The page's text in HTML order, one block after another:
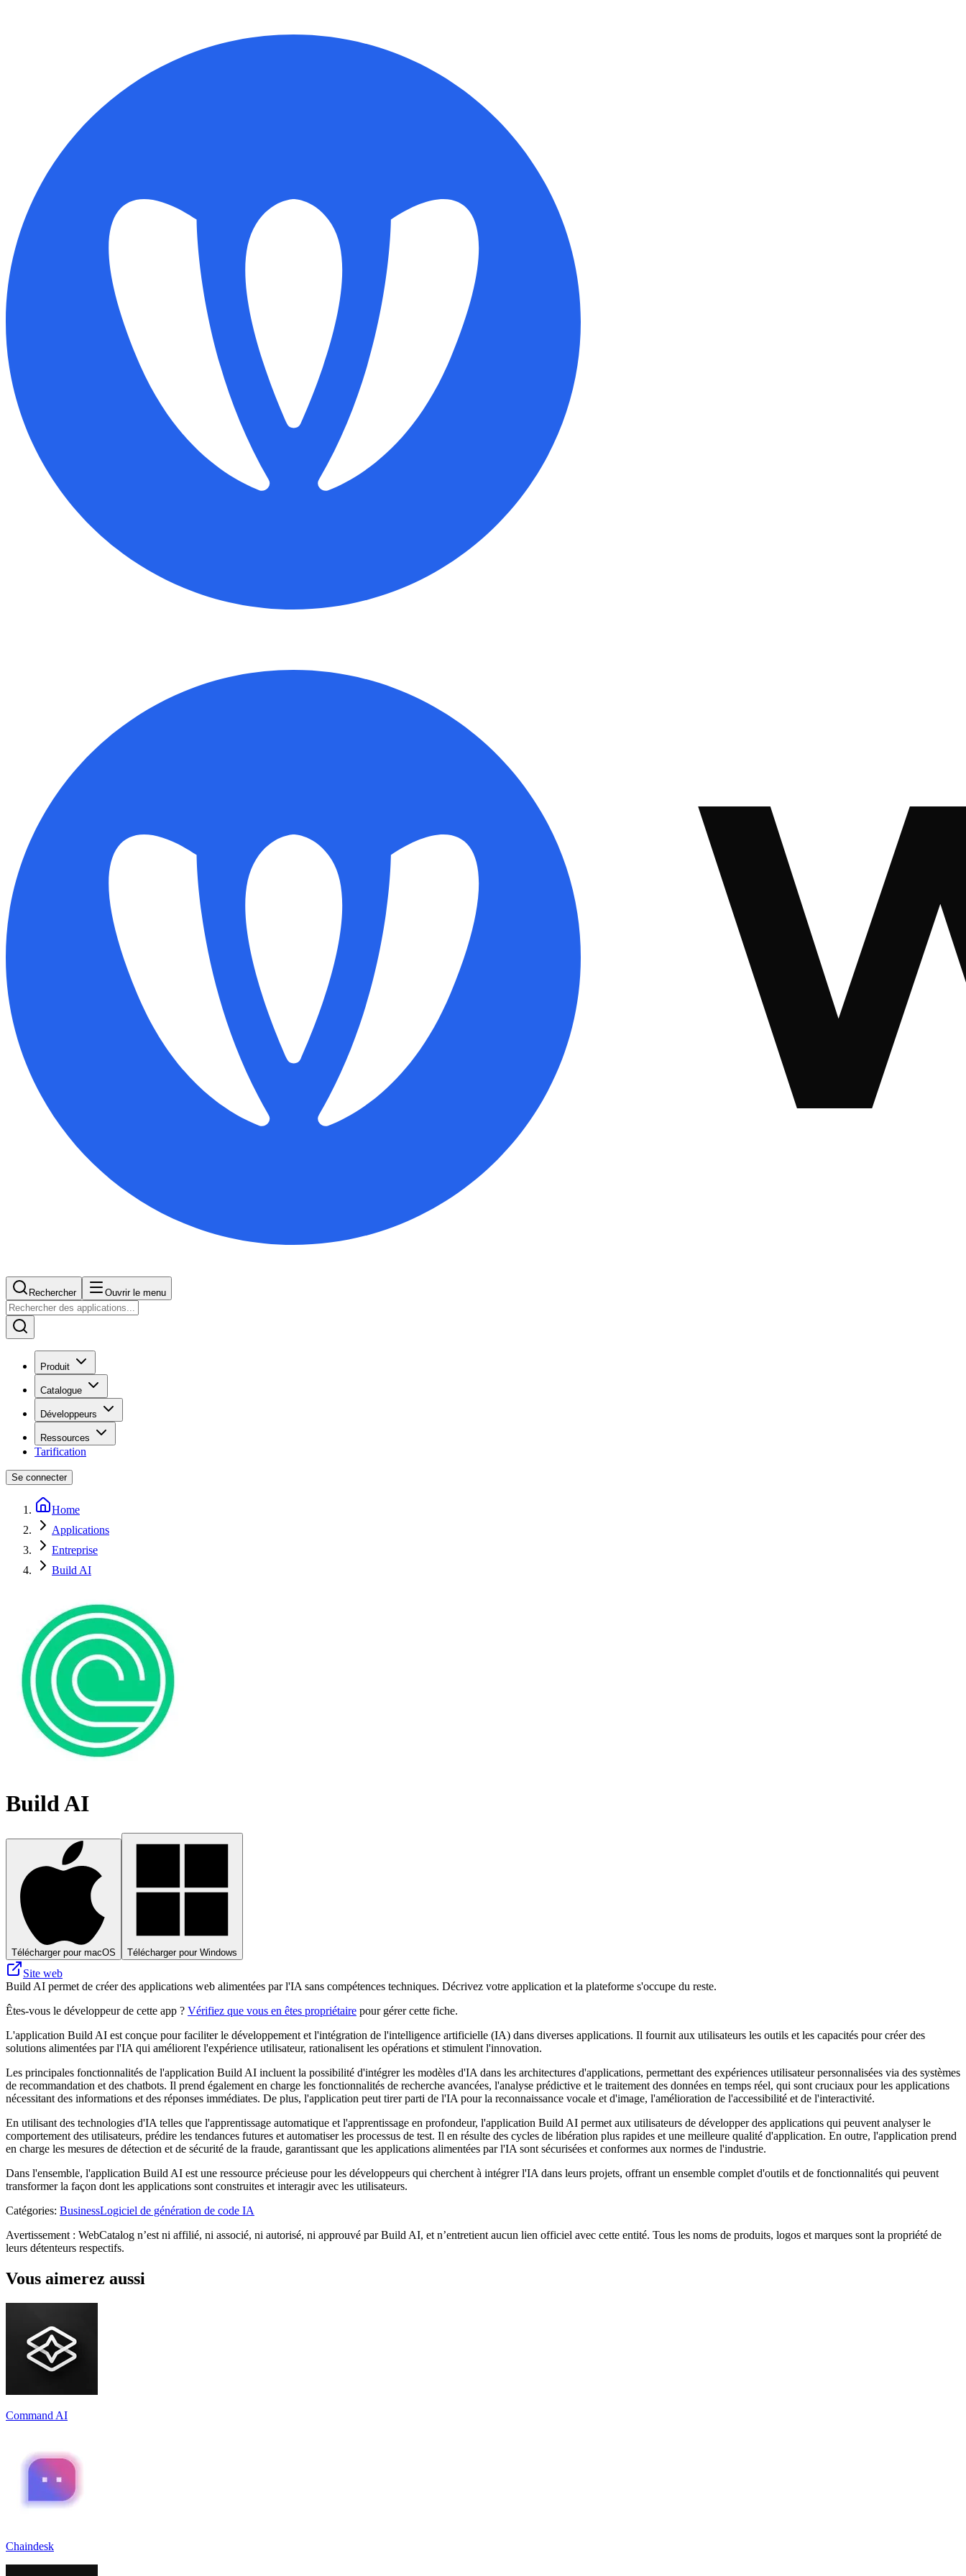
Rechercher Ouvrir le menu
Produit
Catalogue
Développeurs
Ressources
Tarification
Se connecter
Home
Applications
Entreprise
Build AI
Build AI
Télécharger pour macOS Télécharger pour Windows
Site web
Build AI permet de créer des applications web alimentées par l'IA sans compétences techniques. Décrivez votre application et la plateforme s'occupe du reste.
Êtes-vous le développeur de cette app ? Vérifiez que vous en êtes propriétaire pour gérer cette fiche.
L'application Build AI est conçue pour faciliter le développement et l'intégration de l'intelligence artificielle (IA) dans diverses applications. Il fournit aux utilisateurs les outils et les capacités pour créer des
solutions alimentées par l'IA qui améliorent l'expérience utilisateur, rationalisent les opérations et stimulent l'innovation.
Les principales fonctionnalités de l'application Build AI incluent la possibilité d'intégrer les modèles d'IA dans les architectures d'applications, permettant des expériences utilisateur personnalisées via des systèmes
de recommandation et des chatbots. Il prend également en charge les fonctionnalités de recherche avancées, l'analyse prédictive et le traitement des données en temps réel, qui sont cruciaux pour les applications
nécessitant des informations et des réponses immédiates. De plus, l'application peut tirer parti de l'IA pour la reconnaissance vocale et d'image, l'amélioration de l'accessibilité et de l'interactivité.
En utilisant des technologies d'IA telles que l'apprentissage automatique et l'apprentissage en profondeur, l'application Build AI permet aux utilisateurs de développer des applications qui peuvent analyser le
comportement des utilisateurs, prédire les tendances futures et automatiser les processus de test. Il en résulte des cycles de libération plus rapides et une meilleure qualité d'application. En outre, l'application prend
en charge les mesures de détection et de sécurité de la fraude, garantissant que les applications alimentées par l'IA sont sécurisées et conformes aux normes de l'industrie.
Dans l'ensemble, l'application Build AI est une ressource précieuse pour les développeurs qui cherchent à intégrer l'IA dans leurs projets, offrant un ensemble complet d'outils et de fonctionnalités qui peuvent
transformer la façon dont les applications sont construites et interagir avec les utilisateurs.
Catégories: BusinessLogiciel de génération de code IA
Avertissement : WebCatalog n’est ni affilié, ni associé, ni autorisé, ni approuvé par Build AI, et n’entretient aucun lien officiel avec cette entité. Tous les noms de produits, logos et marques sont la propriété de
leurs détenteurs respectifs.
Vous aimerez aussi
Command AI
Chaindesk